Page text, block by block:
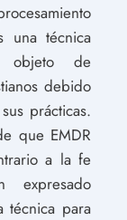
una técnica
objeto de
debido
prácticas.
que EMDR
a la fe
expresado
técnica para